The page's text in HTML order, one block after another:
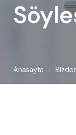
Anasayfa ›